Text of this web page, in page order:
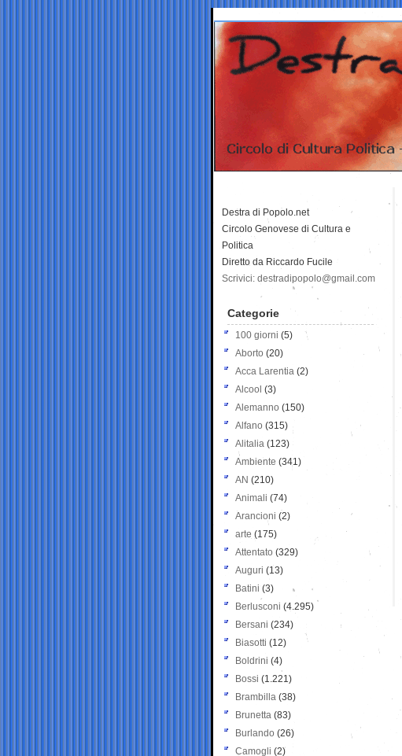
Destra di Popolo.net
Circolo Genovese di Cultura e
Politica
Diretto da Riccardo Fucile
Scrivici: destradipopolo@gmail.com
Categorie
100 giorni (5)
Aborto (20)
Acca Larentia (2)
Alcool (3)
Alemanno (150)
Alfano (315)
Alitalia (123)
Ambiente (341)
AN (210)
Animali (74)
Arancioni (2)
arte (175)
Attentato (329)
Auguri (13)
Batini (3)
Berlusconi (4.295)
Bersani (234)
Biasotti (12)
Boldrini (4)
Bossi (1.221)
Brambilla (38)
Brunetta (83)
Burlando (26)
Camogli (2)